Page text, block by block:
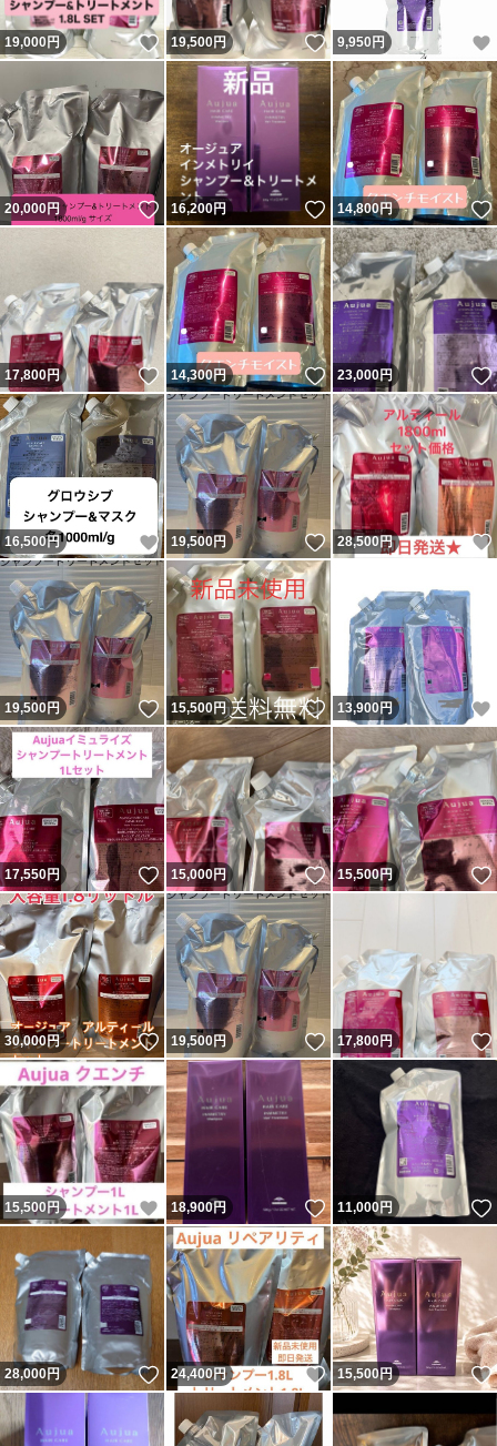
19,000円 いいね！
19,500円 いいね！
9,950 円
20,000円 いいね！
16,200円 いいね！
14,800円
17,800円 いいね！
14,300円 いいね！
23,000円
16,500円 いいね！
19,500円 いいね！
28,500円
19,500円 いいね！
15,500円 いいね！
13,900円
17,550円 いいね！
15,000円 いいね！
15,500円
30,000円 いいね！
19,500円 いいね！
17,800円
15,500円 いいね！
18,900円 いいね！
11,000円
28,000円 いいね！
24,400円 いいね！
15,500円